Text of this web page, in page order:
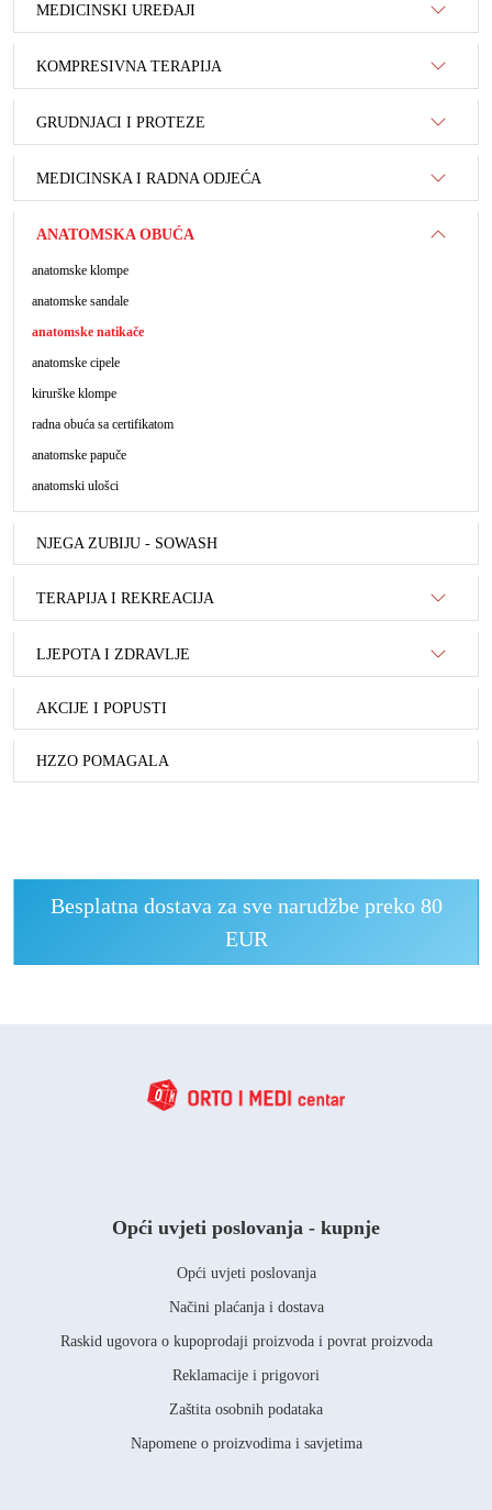
MEDICINSKI UREĐAJI
KOMPRESIVNA TERAPIJA
GRUDNJACI I PROTEZE
MEDICINSKA I RADNA ODJEĆA
ANATOMSKA OBUĆA
anatomske klompe
anatomske sandale
anatomske natikače
anatomske cipele
kirurške klompe
radna obuća sa certifikatom
anatomske papuče
anatomski ulošci
NJEGA ZUBIJU - SOWASH
TERAPIJA I REKREACIJA
LJEPOTA I ZDRAVLJE
AKCIJE I POPUSTI
HZZO POMAGALA
Besplatna dostava za sve narudžbe preko 80
EUR
Opći uvjeti poslovanja - kupnje
Opći uvjeti poslovanja
Načini plaćanja i dostava
Raskid ugovora o kupoprodaji proizvoda i povrat proizvoda
Reklamacije i prigovori
Zaštita osobnih podataka
Napomene o proizvodima i savjetima